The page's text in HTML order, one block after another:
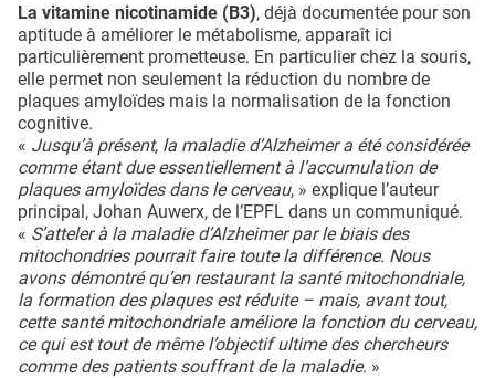
La vitamine nicotinamide (B3), déjà documentée pour son
aptitude à améliorer le métabolisme, apparaît ici
particulièrement prometteuse. En particulier chez la souris,
elle permet non seulement la réduction du nombre de
plaques amyloïdes mais la normalisation de la fonction
cognitive.
« Jusqu’à présent, la maladie d’Alzheimer a été considérée
comme étant due essentiellement à l’accumulation de
plaques amyloïdes dans le cerveau, » explique l’auteur
principal, Johan Auwerx, de l’EPFL dans un communiqué.
« S’atteler à la maladie d’Alzheimer par le biais des
mitochondries pourrait faire toute la différence. Nous
avons démontré qu’en restaurant la santé mitochondriale,
la formation des plaques est réduite – mais, avant tout,
cette santé mitochondriale améliore la fonction du cerveau,
ce qui est tout de même l’objectif ultime des chercheurs
comme des patients souffrant de la maladie. »